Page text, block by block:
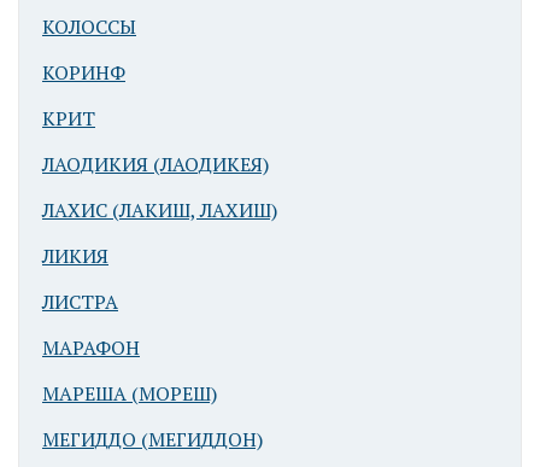
Баальбек
Колонны
Храма
Юпитера
КОЛОССЫ
КОРИНФ
КРИТ
ЛАОДИКИЯ (ЛАОДИКЕЯ)
ЛАХИС (ЛАКИШ, ЛАХИШ)
ЛИКИЯ
ЛИСТРА
МАРАФОН
МАРЕША (МОРЕШ)
МЕГИДДО (МЕГИДДОН)